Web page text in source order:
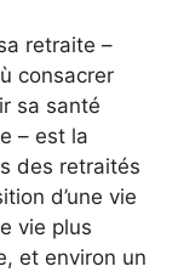
retraite –
consacrer
sa santé
– est la
des retraités
d’une vie
vie plus
et environ un